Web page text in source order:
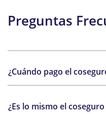
Preguntas
¿Cuándo pago el
¿Es lo mismo el